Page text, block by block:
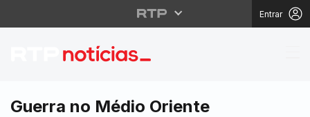
Entrar
Wall Street fecha em
Guerra no Médio Oriente